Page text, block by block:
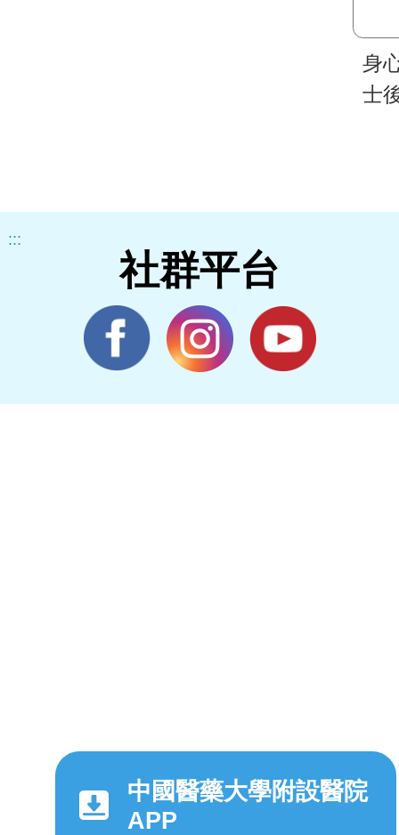
身
士
:::
社群平台
中國醫藥大學附設醫院
APP